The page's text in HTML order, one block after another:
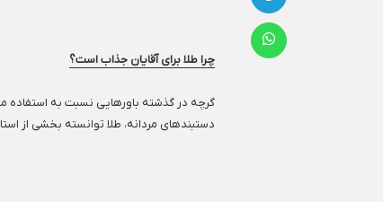
چرا طلا برای آقایان جذاب است؟
گرچه در گذشته باورهایی نسبت به استفاده
دستبندهای مردانه، طلا توانسته بخشی از